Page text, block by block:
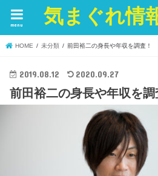
気まぐれ情
menu
HOME 未分類 前田裕二の身長や年収を調査！
2019.08.12 2020.09.27
前田裕二の身長や年収を調